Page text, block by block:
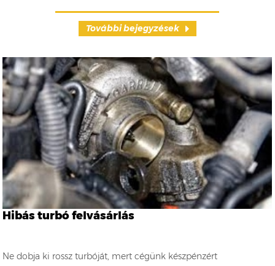
További bejegyzések
Hibás turbó felvásárlás
Ne dobja ki rossz turbóját, mert cégünk készpénzért